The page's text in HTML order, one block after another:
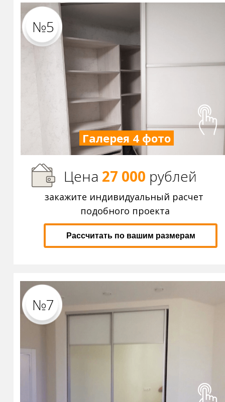
№7
закажите индивидуальный расчет
подобного проекта
№5
Галерея 4 фото
Цена 27 000 рублей
Рассчитать по вашим размерам